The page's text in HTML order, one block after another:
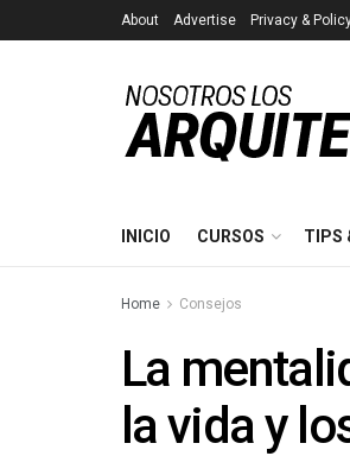
About Advertise Privacy &
INICIO CURSOS TIPS
Home Consejos
La
la vida y